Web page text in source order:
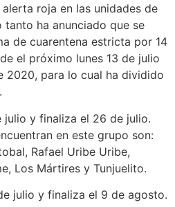
roja en las unidades de
ha anunciado que se
de cuarentena estricta por 14
el próximo lunes 13 de julio
2020, para lo cual ha dividido
julio y finaliza el 26 de julio.
en este grupo son:
Rafael Uribe Uribe,
Los Mártires y Tunjuelito.
julio y finaliza el 9 de agosto.